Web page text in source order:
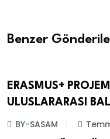
Benzer
ERASMUS+
ERASMUS+
ULUSLARARASI
BY-SASAM